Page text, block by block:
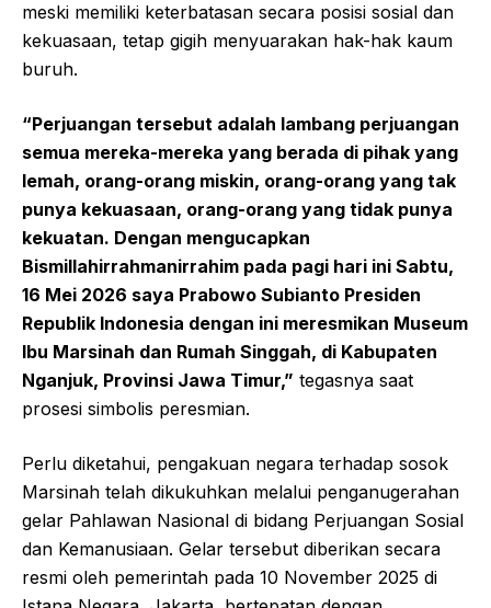
meski memiliki keterbatasan secara posisi sosial dan
kekuasaan, tetap gigih menyuarakan hak-hak kaum
buruh.
“Perjuangan tersebut adalah lambang perjuangan
semua mereka-mereka yang berada di pihak yang
lemah, orang-orang miskin, orang-orang yang tak
punya kekuasaan, orang-orang yang tidak punya
kekuatan. Dengan mengucapkan
Bismillahirrahmanirrahim pada pagi hari ini Sabtu,
16 Mei 2026 saya Prabowo Subianto Presiden
Republik Indonesia dengan ini meresmikan Museum
Ibu Marsinah dan Rumah Singgah, di Kabupaten
Nganjuk, Provinsi Jawa Timur,” tegasnya saat
prosesi simbolis peresmian.
Perlu diketahui, pengakuan negara terhadap sosok
Marsinah telah dikukuhkan melalui penganugerahan
gelar Pahlawan Nasional di bidang Perjuangan Sosial
dan Kemanusiaan. Gelar tersebut diberikan secara
resmi oleh pemerintah pada 10 November 2025 di